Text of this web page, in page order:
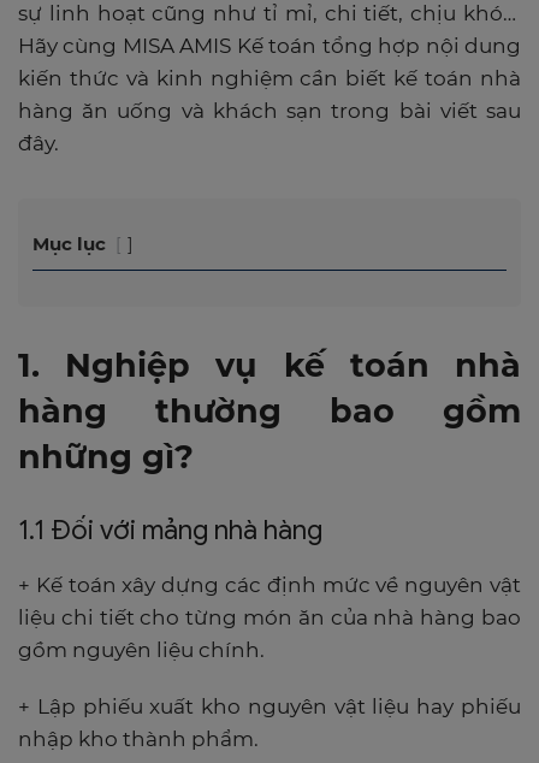
sự linh hoạt cũng như tỉ mỉ, chi tiết, chịu khó…
Hãy cùng MISA AMIS Kế toán tổng hợp nội dung
kiến thức và kinh nghiệm cần biết kế toán nhà
hàng ăn uống và khách sạn trong bài viết sau
đây.
Mục lục
1. Nghiệp vụ kế toán nhà
hàng thường bao gồm
những gì?
1.1 Đối với mảng nhà hàng
+ Kế toán xây dựng các định mức về nguyên vật
liệu chi tiết cho từng món ăn của nhà hàng bao
gồm nguyên liệu chính.
+ Lập phiếu xuất kho nguyên vật liệu hay phiếu
nhập kho thành phẩm.